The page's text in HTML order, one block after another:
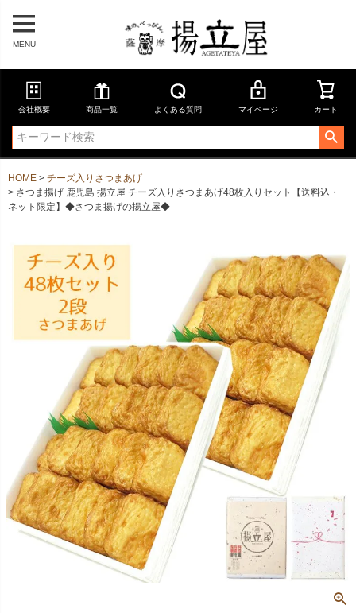
MENU
会社概要 商品一覧 よくある質問 マイページ カート
HOME
チーズ入りさつまあげ
さつま揚げ 鹿児島 揚立屋 チーズ入りさつまあげ48枚入りセット【送料込・
ネット限定】◆さつま揚げの揚立屋◆